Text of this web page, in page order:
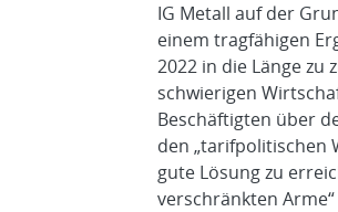
IG Metall auf der
einem tragfähigen
2022 in die Länge zu
schwierigen
Beschäftigten über
den „tarifpolitischen
gute Lösung zu
verschränkten